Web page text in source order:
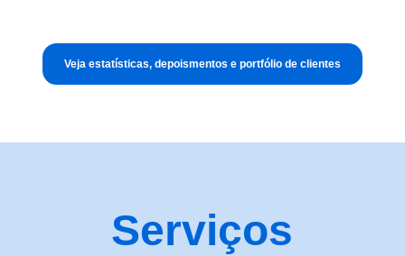
Veja estatísticas, depoismentos e portfólio de clientes
Serviços